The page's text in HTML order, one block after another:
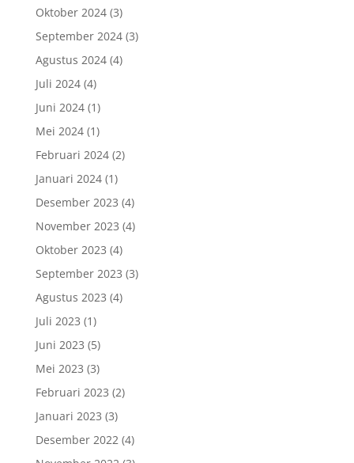
Oktober 2024(3)
September 2024(3)
Agustus 2024(4)
Juli 2024(4)
Juni 2024(1)
Mei 2024(1)
Februari 2024(2)
Januari 2024(1)
Desember 2023 (4)
November 2023 (4)
Oktober 2023 (4)
September 2023 (3)
Agustus 2023 (4)
Juli 2023 (1)
Juni 2023 (5)
Mei 2023 (3)
Februari 2023 (2)
Januari 2023 (3)
Desember 2022 (4)